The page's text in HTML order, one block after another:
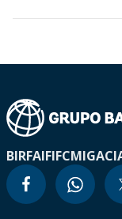
BIRFAIFIFCMIGA